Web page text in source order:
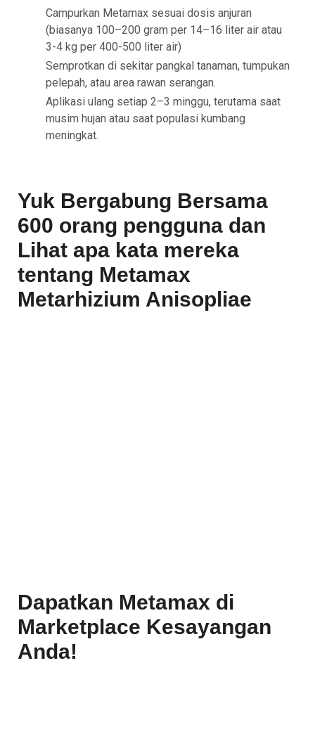
Campurkan Metamax sesuai dosis anjuran
(biasanya 100–200 gram per 14–16 liter air atau
3-4 kg per 400-500 liter air)
Semprotkan di sekitar pangkal tanaman, tumpukan
pelepah, atau area rawan serangan.
Aplikasi ulang setiap 2–3 minggu, terutama saat
musim hujan atau saat populasi kumbang
meningkat.
Yuk Bergabung Bersama
600 orang pengguna dan
Lihat apa kata mereka
tentang Metamax
Metarhizium Anisopliae
Dapatkan Metamax di
Marketplace Kesayangan
Anda!